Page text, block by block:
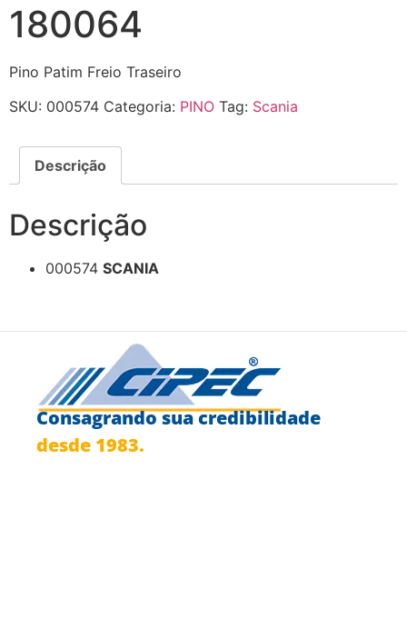
180064
Pino Patim Freio Traseiro
SKU: 000574 Categoria: PINO Tag: Scania
Descrição
Descrição
000574 SCANIA
Consagrando sua credibilidade
desde 1983.